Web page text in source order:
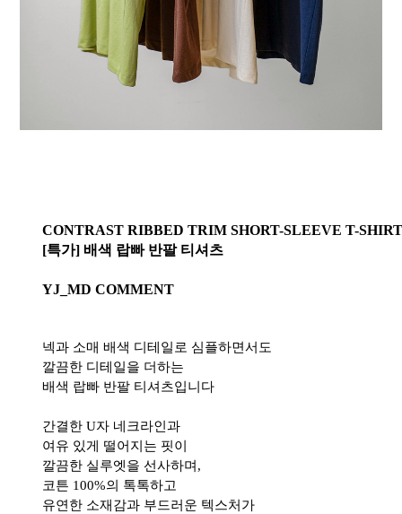
CONTRAST RIBBED TRIM SHORT-SLEEVE T-SHIRT
[특가] 배색 랍빠 반팔 티셔츠
YJ_MD COMMENT
넥과 소매 배색 디테일로 심플하면서도
깔끔한 디테일을 더하는
배색 랍빠 반팔 티셔츠입니다
간결한 U자 네크라인과
여유 있게 떨어지는 핏이
깔끔한 실루엣을 선사하며,
코튼 100%의 톡톡하고
유연한 소재감과 부드러운 텍스처가